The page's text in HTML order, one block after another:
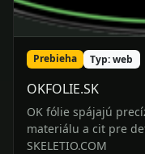
Prebieha Typ: web
OKFOLIE.SK
OK fólie spájajú
materiálu a cit pre
SKELETIO.COM